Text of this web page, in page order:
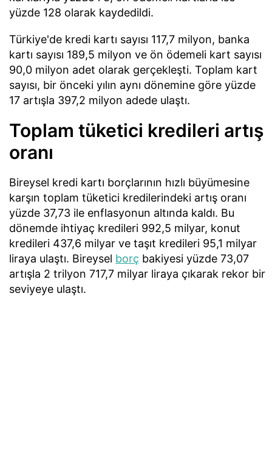
yüzde 128 olarak kaydedildi.
Türkiye'de kredi kartı sayısı 117,7 milyon, banka
kartı sayısı 189,5 milyon ve ön ödemeli kart sayısı
90,0 milyon adet olarak gerçekleşti. Toplam kart
sayısı, bir önceki yılın aynı dönemine göre yüzde
17 artışla 397,2 milyon adede ulaştı.
Toplam tüketici kredileri artış
oranı
Bireysel kredi kartı borçlarının hızlı büyümesine
karşın toplam tüketici kredilerindeki artış oranı
yüzde 37,73 ile enflasyonun altında kaldı. Bu
dönemde ihtiyaç kredileri 992,5 milyar, konut
kredileri 437,6 milyar ve taşıt kredileri 95,1 milyar
liraya ulaştı. Bireysel borç bakiyesi yüzde 73,07
artışla 2 trilyon 717,7 milyar liraya çıkarak rekor bir
seviyeye ulaştı.